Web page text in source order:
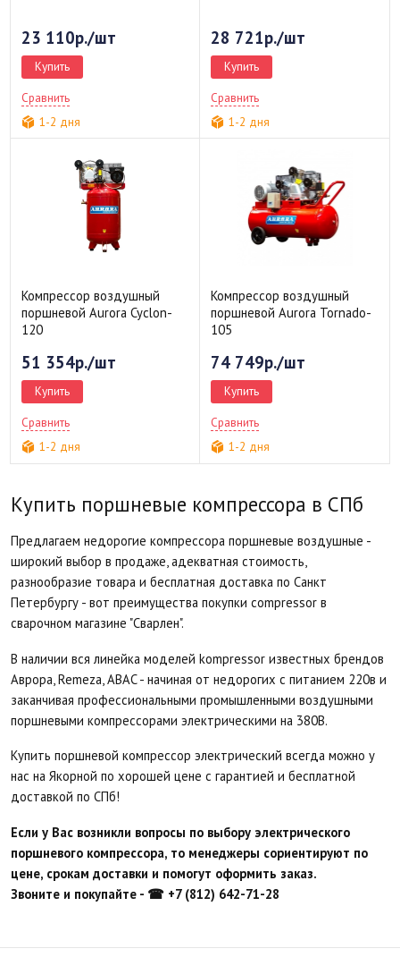
23 110р./шт
Купить
Сравнить
1-2 дня
28 721р./шт
Купить
Сравнить
1-2 дня
Компрессор воздушный
поршневой Aurora Cyclon-
120
51 354р./шт
Купить
Сравнить
1-2 дня
Компрессор воздушный
поршневой Aurora Tornado-
105
74 749р./шт
Купить
Сравнить
1-2 дня
Купить поршневые компрессора в СПб
Предлагаем недорогие компрессора поршневые воздушные -
широкий выбор в продаже, адекватная стоимость,
разнообразие товара и бесплатная доставка по Санкт
Петербургу - вот преимущества покупки compressor в
сварочном магазине "Сварлен".
В наличии вся линейка моделей kompressor известных брендов
Аврора, Remeza, ABAC - начиная от недорогих с питанием 220в и
заканчивая профессиональными промышленными воздушными
поршневыми компрессорами электрическими на 380В.
Купить поршневой компрессор электрический всегда можно у
нас на Якорной по хорошей цене с гарантией и бесплатной
доставкой по СПб!
Если у Вас возникли вопросы по выбору электрического
поршневого компрессора, то менеджеры сориентируют по
цене, срокам доставки и помогут оформить заказ.
Звоните и покупайте - ☎ +7 (812) 642-71-28